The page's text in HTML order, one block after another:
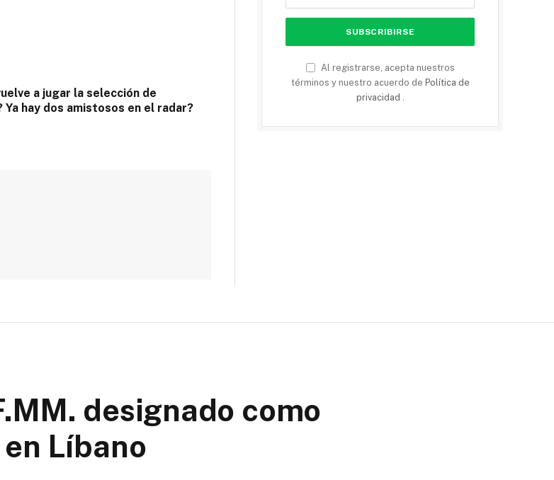
a jugar la selección de
Ya hay dos amistosos en el radar?
Al registrarse, acepta nuestros
términos y nuestro acuerdo de Política de
privacidad .
designado como
Líbano